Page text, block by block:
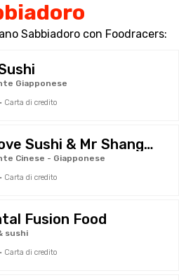
Sabbiadoro con Foodracers:
Giapponese
Carta di credito
We Love Sushi & Mr Shanghai
Cinese - Giapponese
Carta di credito
Fusion Food
sushi
Carta di credito